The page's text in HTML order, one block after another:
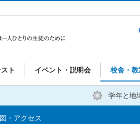
ト イベント・説明会 校舎・教
学年と地
・アクセス